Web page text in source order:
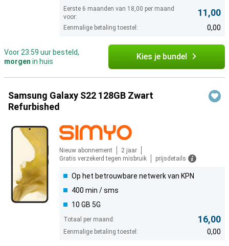
Eerste 6 maanden van 18,00 per maand
voor:
11,00
Eenmalige betaling toestel: 0,00
Voor 23:59 uur besteld,
morgen in huis Kies je bundel
Samsung Galaxy S22 128GB Zwart
Refurbished
Nieuw abonnement
2 jaar
Gratis verzekerd tegen misbruik
prijsdetails
Op het betrouwbare netwerk van KPN
400 min / sms
10 GB 5G
Totaal per maand: 16,00
Eenmalige betaling toestel: 0,00